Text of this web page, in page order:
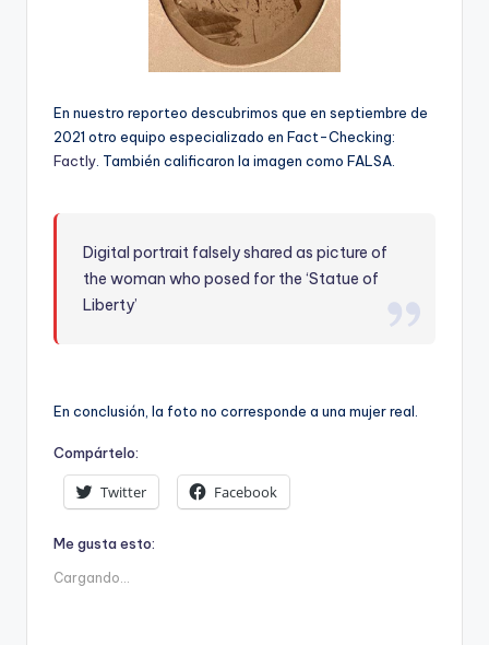
En nuestro reporteo descubrimos que en septiembre de
2021 otro equipo especializado en Fact-Checking:
Factly . También calificaron la imagen como FALSA.
Digital portrait falsely shared as picture of
the woman who posed for the ‘Statue of
Liberty’
En conclusión, la foto no corresponde a una mujer real.
Compártelo:
Twitter Facebook
Me gusta esto:
Cargando...